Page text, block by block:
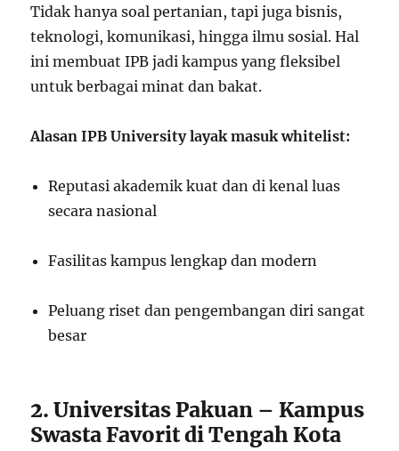
Tidak hanya soal pertanian, tapi juga bisnis,
teknologi, komunikasi, hingga ilmu sosial. Hal
ini membuat IPB jadi kampus yang fleksibel
untuk berbagai minat dan bakat.
Alasan IPB University layak masuk whitelist:
Reputasi akademik kuat dan di kenal luas
secara nasional
Fasilitas kampus lengkap dan modern
Peluang riset dan pengembangan diri sangat
besar
2. Universitas Pakuan – Kampus
Swasta Favorit di Tengah Kota